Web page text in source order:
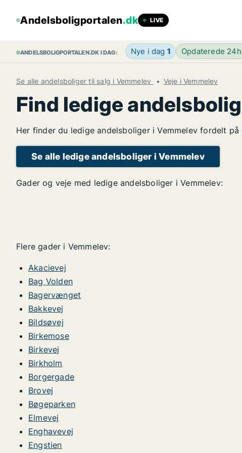
Andelsboligportalen.dk LIVE
ANDELSBOLIGPORTALEN.DK I DAG: Nye i dag 1 Opdaterede
Se alle andelsboliger til salg i Vemmelev Veje i Vemmelev
Find ledige
Her finder du ledige andelsboliger i Vemmelev fordelt
Se alle ledige andelsboliger i Vemmelev
Gader og veje med ledige andelsboliger i Vemmelev:
Flere gader i Vemmelev:
Akacievej
Bag Volden
Bagervænget
Bakkevej
Bildsøvej
Birkemose
Birkevej
Birkholm
Borgergade
Brovej
Bøgeparken
Elmevej
Enghavevej
Engstien